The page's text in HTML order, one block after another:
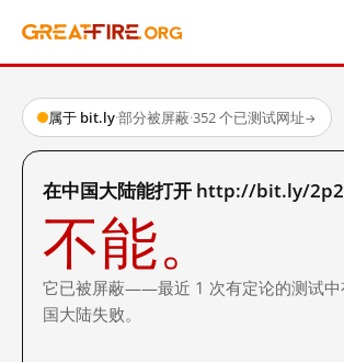
属于 bit.ly·部分被屏蔽·352 个已测试网址→
在中国大陆能打开 http://bit.ly/
不能。
它已被屏蔽——最近 1 次有定论的测试中
国大陆失败。